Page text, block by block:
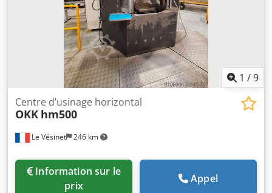
1 /9
Le Vésinet 246 km
Centre d’usinage horizontal
OKK hm500
prix
Appel